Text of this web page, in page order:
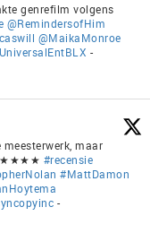
genrefilm volgens
@RemindersofHim
@MaikaMonroe
-
maar
★★★★ #recensie
#MattDamon
-